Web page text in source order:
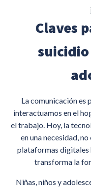
Claves
La comunicación es
interactuamos en el
el trabajo. Hoy, la
en una necesidad,
plataformas digitales
transforma la
Niñas, niños y